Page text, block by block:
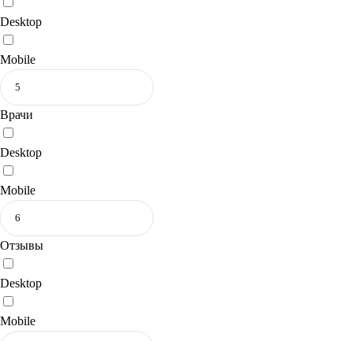
Desktop
Mobile
Врачи
Desktop
Mobile
Отзывы
Desktop
Mobile